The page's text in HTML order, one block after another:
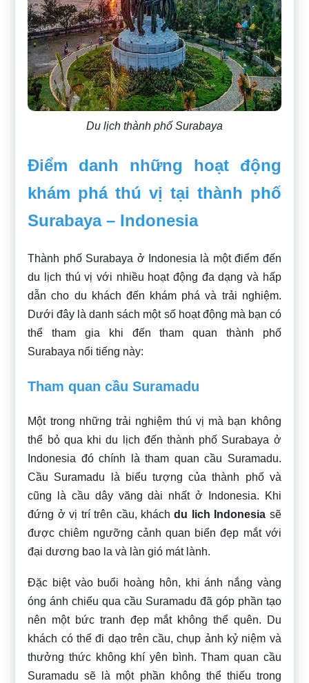
Du lịch thành phố Surabaya
Điểm danh những hoạt động
khám phá thú vị tại thành phố
Surabaya – Indonesia
Thành phố Surabaya ở Indonesia là một điểm đến
du lịch thú vị với nhiều hoạt động đa dạng và hấp
dẫn cho du khách đến khám phá và trải nghiệm.
Dưới đây là danh sách một số hoạt động mà bạn có
thể tham gia khi đến tham quan thành phố
Surabaya nổi tiếng này:
Tham quan cầu Suramadu
Một trong những trải nghiệm thú vị mà bạn không
thể bỏ qua khi du lịch đến thành phố Surabaya ở
Indonesia đó chính là tham quan cầu Suramadu.
Cầu Suramadu là biểu tượng của thành phố và
cũng là cầu dây văng dài nhất ở Indonesia. Khi
đứng ở vị trí trên cầu, kháchdu lich Indonesia sẽ
được chiêm ngưỡng cảnh quan biển đẹp mắt với
đại dương bao la và làn gió mát lành.
Đặc biệt vào buổi hoàng hôn, khi ánh nắng vàng
óng ánh chiếu qua cầu Suramadu đã góp phần tạo
nên một bức tranh đẹp mắt không thể quên. Du
khách có thể đi dạo trên cầu, chụp ảnh kỷ niệm và
thưởng thức không khí yên bình. Tham quan cầu
Suramadu sẽ là một phần không thể thiếu trong